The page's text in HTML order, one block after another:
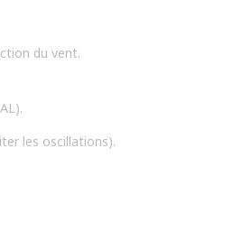
du vent.
les oscillations).